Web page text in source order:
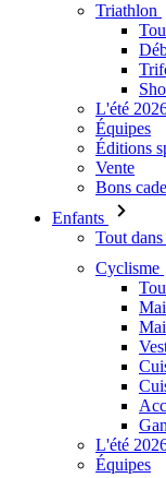
Triathlon
L'été
Équipes
Éditions
Vente
Bons
Enfants
Tout
Cyclisme
L'été
Équipes